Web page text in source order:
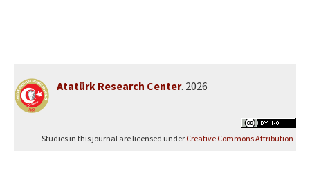
Atatürk Research Center. 2026
Studies in this journal are licensed under Creative Commons Attribution-